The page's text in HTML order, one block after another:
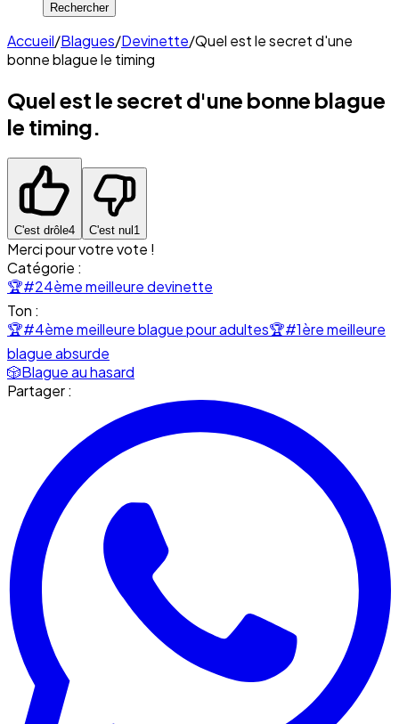
Rechercher
Accueil/Blagues/Devinette/Quel est le secret d'une
bonne blague le timing
Quel est le secret d'une bonne blague
le timing.
C'est drôle4 C'est nul 1
Merci pour votre vote !
Catégorie :
🏆#24ème meilleure devinette
Ton :
🏆#4ème meilleure blague pour adultes🏆#1ère meilleure
blague absurde
🎲Blague au hasard
Partager :